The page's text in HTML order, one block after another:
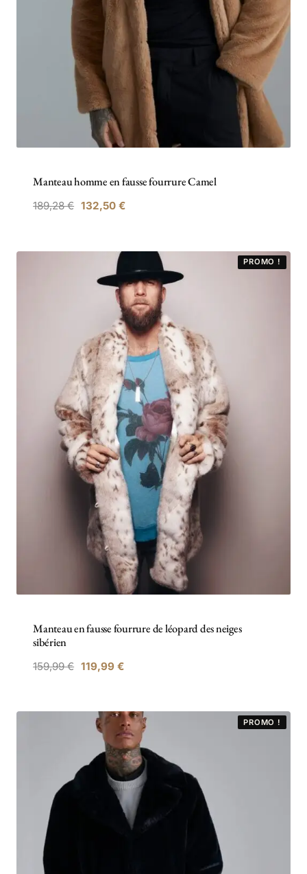
Manteau homme en fausse fourrure Camel
189,28€ 132,50€
PROMO !
Manteau en fausse fourrure de léopard des neiges
sibérien
159,99€ 119,99€
PROMO !